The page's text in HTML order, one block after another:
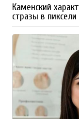
Каменский
стразы в пиксели